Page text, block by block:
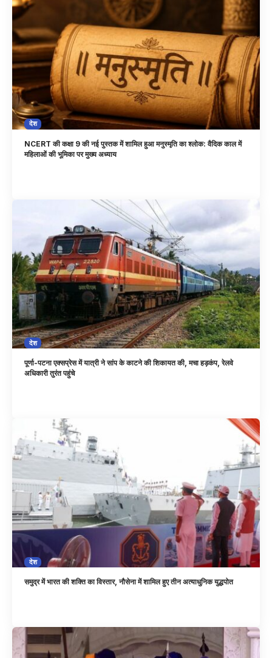
देश
NCERT की कक्षा 9 की नई पुस्तक में शामिल हुआ मनुस्मृति का श्लोक: वैदिक काल में
महिलाओं की भूमिका पर मुख्य अध्याय
देश
पूर्णा-पटना एक्सप्रेस में यात्री ने सांप के काटने की शिकायत की, मचा हड़कंप, रेलवे
अधिकारी तुरंत पहुंचे
देश
समुद्र में भारत की शक्ति का विस्तार, नौसेना में शामिल हुए तीन अत्याधुनिक युद्धपोत